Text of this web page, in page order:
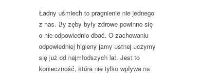
Ładny uśmiech to pragnienie nie jednego
z nas. By zęby były zdrowe powinno się
o nie odpowiednio dbać. O zachowaniu
odpowiedniej higieny jamy ustnej uczymy
się już od najmłodszych lat. Jest to
konieczność, która nie tylko wpływa na